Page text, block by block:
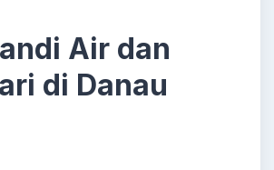
Air dan
di Danau